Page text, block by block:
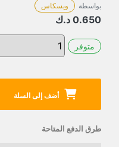
بواسطة ويسكاس
0.650 د.ك
متوفر
أضف إلى السلة
طرق الدفع المتاحة